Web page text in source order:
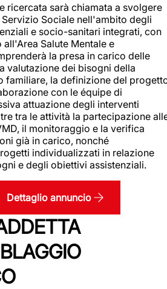
ricercata sarà chiamata a svolgere
Sociale nell'ambito degli
e socio-sanitari integrati, con
Salute Mentale e
la presa in carico delle
valutazione dei bisogni della
familiare, la definizione del
con le équipe di
attuazione degli interventi
tra le attività la partecipazione
il monitoraggio e la verifica
già in carico, nonché
individualizzati in relazione
e degli obiettivi assistenziali.
Dettaglio annuncio